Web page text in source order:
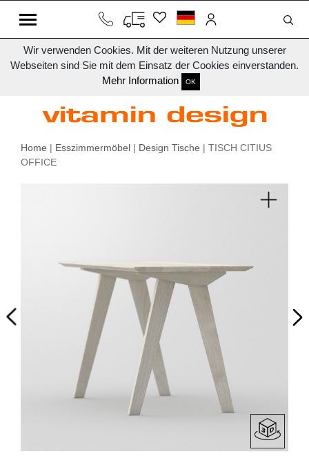
Wir verwenden Cookies. Mit der weiteren Nutzung unserer
Webseiten sind Sie mit dem Einsatz der Cookies einverstanden.
Mehr Information
OK
Home | Esszimmermöbel | Design Tische | TISCH CITIUS
OFFICE